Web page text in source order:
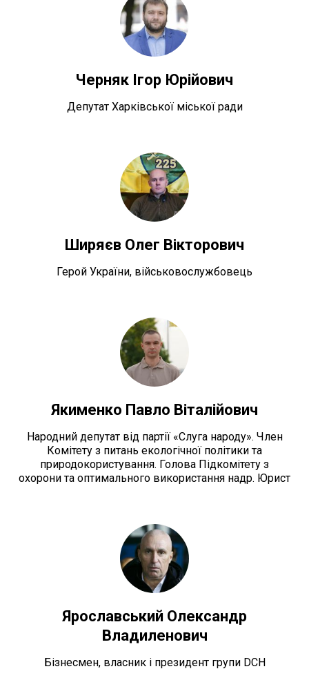
Черняк Ігор Юрійович
Депутат Харківської міської ради
Ширяєв Олег Вікторович
Герой України, військовослужбовець
Якименко Павло Віталійович
Народний депутат від партії «Слуга народу». Член
Комітету з питань екологічної політики та
природокористування. Голова Підкомітету з
охорони та оптимального використання надр. Юрист
Ярославський Олександр
Владиленович
Бізнесмен, власник і президент групи DCH